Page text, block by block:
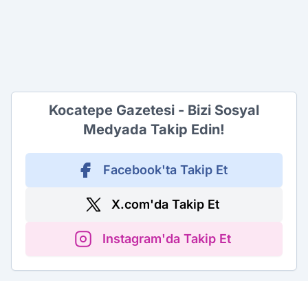
Kocatepe Gazetesi - Bizi Sosyal
Medyada Takip Edin!
Facebook'ta Takip Et
X.com'da Takip Et
Instagram'da Takip Et